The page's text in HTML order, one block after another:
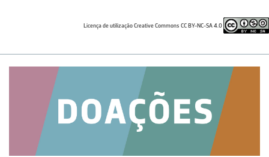
Licença de utilização Creative Commons CC BY-NC-SA 4.0